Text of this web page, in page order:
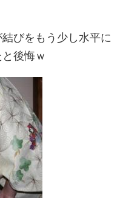
びをもう少し水平に
後悔ｗ